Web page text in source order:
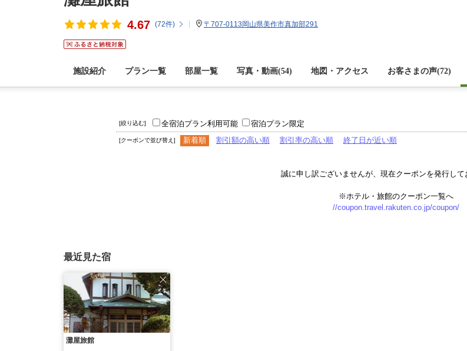
4.67 (72件) 〒707-0113岡山県美作市真加部291
施設紹介 プラン一覧 部屋一覧 写真・動画(54) 地図・アクセス お客さまの声(72)
[絞り込む] 全宿泊プラン利用可能 宿泊プラン限定
[クーポンで並び替え] 新着順 割引額の高い順 割引率の高い順 終了日が近い順
誠に申し訳ございませんが、現在クーポンを発行して
※ホテル・旅館のクーポン一覧へ
//coupon.travel.rakuten.co.jp/coupon/
最近見た宿
灘屋旅館